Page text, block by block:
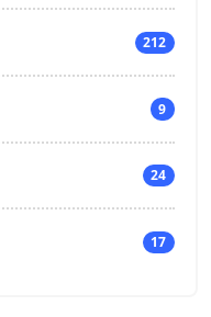
212
9
24
17